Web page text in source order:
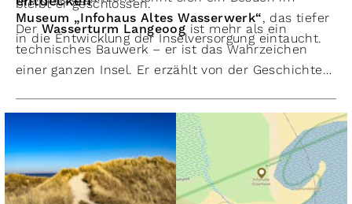
Museum „Infohaus Altes Wasserwerk“, das tiefer
in die Entwicklung der Inselversorgung eintaucht.
bleibt er geschlossen.
Der Wasserturm Langeoog ist mehr als ein
technisches Bauwerk – er ist das Wahrzeichen
einer ganzen Insel. Er erzählt von der Geschichte
über Meer und Dünen und prägt seit über 100
Jahren das Bild Langeoogs.
Wer dieNordseeinsel Langeoog
besucht, sollte
unbedingt den Weg auf die Kaapdünen wagen und
den Blick vom Wasserturm genießen – es ist einer